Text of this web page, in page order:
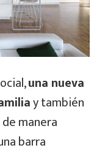
una nueva
y también
manera
barra